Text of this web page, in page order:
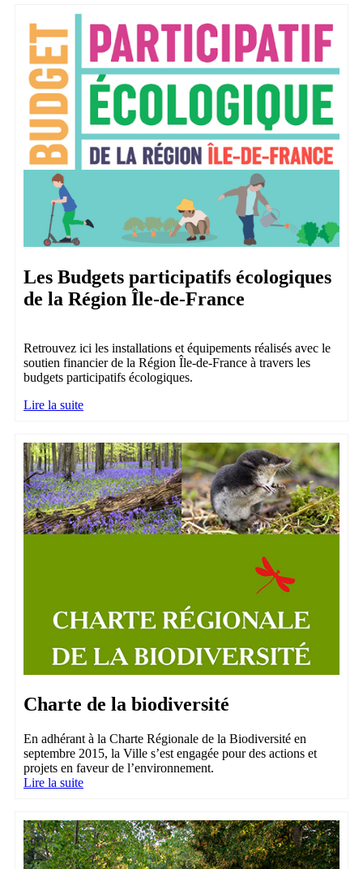
Les Budgets participatifs écologiques
de la Région Île-de-France
Retrouvez ici les installations et équipements réalisés avec le
soutien financier de la Région Île-de-France à travers les
budgets participatifs écologiques.
Lire la suite
Charte de la biodiversité
En adhérant à la Charte Régionale de la Biodiversité en
septembre 2015, la Ville s’est engagée pour des actions et
projets en faveur de l’environnement.
Lire la suite